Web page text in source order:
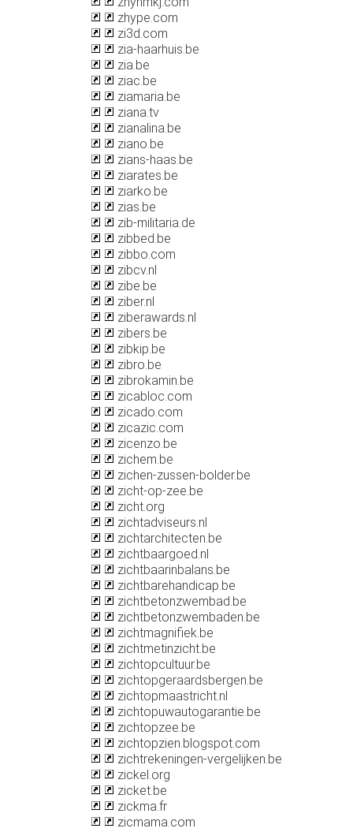
zhype.com
zi3d.com
zia-haarhuis.be
zia.be
ziac.be
ziamaria.be
ziana.tv
zianalina.be
ziano.be
zians-haas.be
ziarates.be
ziarko.be
zias.be
zib-militaria.de
zibbed.be
zibbo.com
zibcv.nl
zibe.be
ziber.nl
ziberawards.nl
zibers.be
zibkip.be
zibro.be
zibrokamin.be
zicabloc.com
zicado.com
zicazic.com
zicenzo.be
zichem.be
zichen-zussen-bolder.be
zicht-op-zee.be
zicht.org
zichtadviseurs.nl
zichtarchitecten.be
zichtbaargoed.nl
zichtbaarinbalans.be
zichtbarehandicap.be
zichtbetonzwembad.be
zichtbetonzwembaden.be
zichtmagnifiek.be
zichtmetinzicht.be
zichtopcultuur.be
zichtopgeraardsbergen.be
zichtopmaastricht.nl
zichtopuwautogarantie.be
zichtopzee.be
zichtopzien.blogspot.com
zichtrekeningen-vergelijken.be
zickel.org
zicket.be
zickma.fr
zicmama.com